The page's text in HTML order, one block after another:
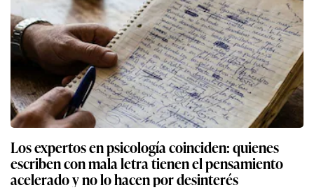
Los expertos en psicología coinciden: quienes
escriben con mala letra tienen el pensamiento
acelerado y no lo hacen por desinterés